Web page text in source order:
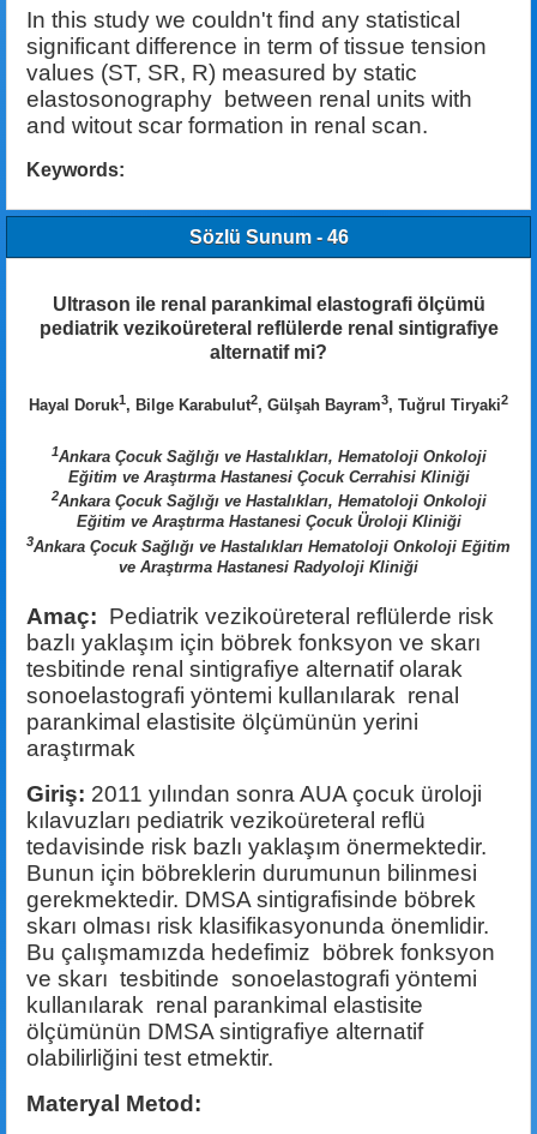
In this study we couldn't find any statistical
significant difference in term of tissue tension
values (ST, SR, R) measured by static
elastosonography between renal units with
and witout scar formation in renal scan.
Keywords:
Sözlü Sunum - 46
Ultrason ile renal parankimal elastografi ölçümü
pediatrik vezikoüreteral reflülerde renal sintigrafiye
alternatif mi?
Hayal Doruk1, Bilge Karabulut2, Gülşah Bayram3, Tuğrul Tiryaki2
1Ankara Çocuk Sağlığı ve Hastalıkları, Hematoloji Onkoloji
Eğitim ve Araştırma Hastanesi Çocuk Cerrahisi Kliniği
2Ankara Çocuk Sağlığı ve Hastalıkları, Hematoloji Onkoloji
Eğitim ve Araştırma Hastanesi Çocuk Üroloji Kliniği
3Ankara Çocuk Sağlığı ve Hastalıkları Hematoloji Onkoloji Eğitim
ve Araştırma Hastanesi Radyoloji Kliniği
Amaç: Pediatrik vezikoüreteral reflülerde risk
bazlı yaklaşım için böbrek fonksyon ve skarı
tesbitinde renal sintigrafiye alternatif olarak
sonoelastografi yöntemi kullanılarak renal
parankimal elastisite ölçümünün yerini
araştırmak
Giriş: 2011 yılından sonra AUA çocuk üroloji
kılavuzları pediatrik vezikoüreteral reflü
tedavisinde risk bazlı yaklaşım önermektedir.
Bunun için böbreklerin durumunun bilinmesi
gerekmektedir. DMSA sintigrafisinde böbrek
skarı olması risk klasifikasyonunda önemlidir.
Bu çalışmamızda hedefimiz böbrek fonksyon
ve skarı tesbitinde sonoelastografi yöntemi
kullanılarak renal parankimal elastisite
ölçümünün DMSA sintigrafiye alternatif
olabilirliğini test etmektir.
Materyal Metod: